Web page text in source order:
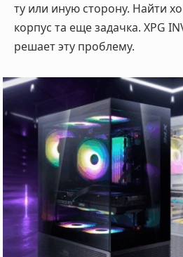
ту или иную сторону. Найти
корпус та еще задачка. XPG
решает эту проблему.